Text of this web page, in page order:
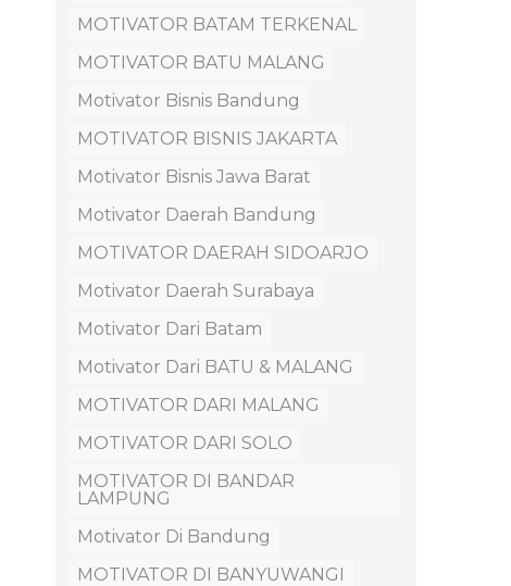
MOTIVATOR BATAM TERKENAL
MOTIVATOR BATU MALANG
Motivator Bisnis Bandung
MOTIVATOR BISNIS JAKARTA
Motivator Bisnis Jawa Barat
Motivator Daerah Bandung
MOTIVATOR DAERAH SIDOARJO
Motivator Daerah Surabaya
Motivator Dari Batam
Motivator Dari BATU & MALANG
MOTIVATOR DARI MALANG
MOTIVATOR DARI SOLO
MOTIVATOR DI BANDAR
LAMPUNG
Motivator Di Bandung
MOTIVATOR DI BANYUWANGI